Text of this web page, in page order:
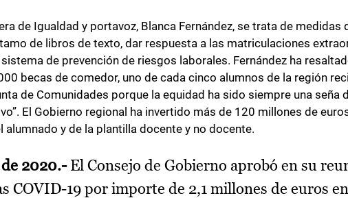
de Igualdad y portavoz, Blanca Fernández, se trata de medidas
de libros de texto, dar respuesta a las matriculaciones
de prevención de riesgos laborales. Fernández ha
becas de comedor, uno de cada cinco alumnos de la región
de Comunidades porque la equidad ha sido siempre una seña
El Gobierno regional ha invertido más de 120 millones de
alumnado y de la plantilla docente y no docente.
2020.-El Consejo de Gobierno aprobó en su
COVID-19 por importe de 2,1 millones de euros